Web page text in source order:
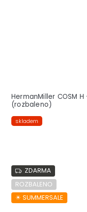
HermanMiller COSM
(rozbaleno)
skladem
ZDARMA
ROZBALENO
☀︎ SUMMERSALE